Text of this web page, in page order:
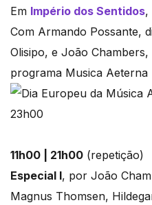
Em Império dos Sentidos,
Com Armando Possante,
Olisipo, e João
programa Musica Aeterna
11h00 | 21h00 (repetição)
Especial I, por João
Magnus Thomsen,